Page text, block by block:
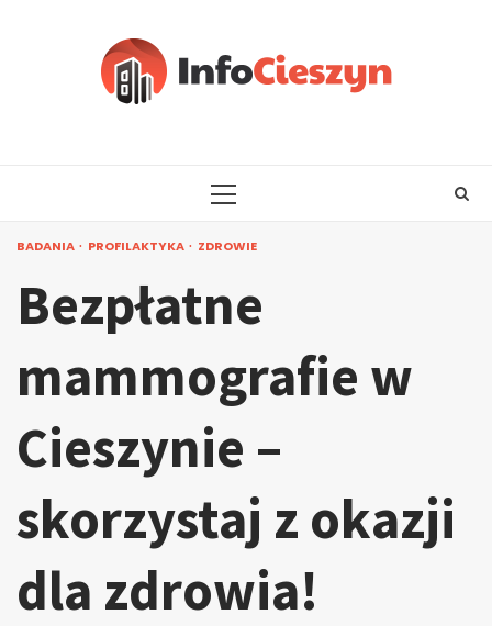
PRIMARY
BADANIA PROFILAKTYKA ZDROWIE
Bezpłatne
mammografie w
Cieszynie –
skorzystaj z okazji
dla zdrowia!